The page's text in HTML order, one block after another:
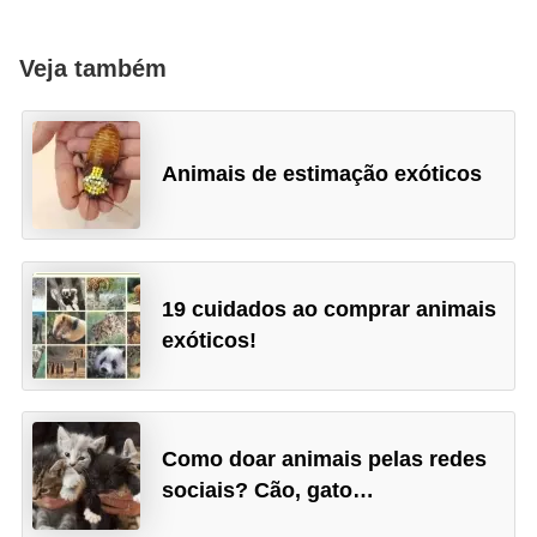
Veja também
Animais de estimação exóticos
19 cuidados ao comprar animais
exóticos!
Como doar animais pelas redes
sociais? Cão, gato…
s
e
a
n
f
í
b
i
o
s
P